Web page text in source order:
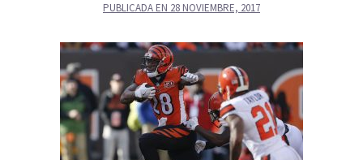
PUBLICADA EN 28 NOVIEMBRE, 2017